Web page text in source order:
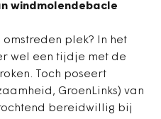
windmolendebacle
plek? In het
wel een tijdje met de
Toch poseert
GroenLinks) van
bereidwillig bij